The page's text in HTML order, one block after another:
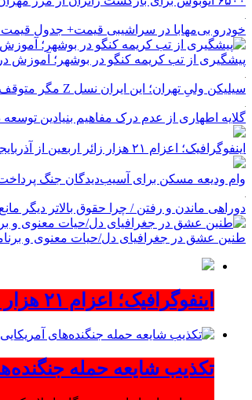
خودرو بی‌مهابا در سراشیبی قیمت+ جدول
پیشگیری از تب کریمه کنگو در بوشهر؛ آموزش
سیلیکن ولیِ تهران؛ این ایران نسل Z مگر متوقف شدنی است؟ / آینده ایران را این دانش آموزان می سازند
گلایه اطهاری از عدم درک مفاهیم بنیادین توسعه
اینفوگرافیک؛ اعزام ۲۱ هزار زائر اربعین از آذربایجان‌شرقی
وام ودیعه مسکن برای آسیب‌دیدگان جنگ
دوراهی ماندن و رفتن / چرا حقوق بالاتر دیگر
طنین عشق در جغرافیای دل/حیات معنوی و
اینفوگرافیک؛ اعزام ۲۱ هزار زائر اربعین از آذربایجان‌شرقی
تکذیب شایعه حمله